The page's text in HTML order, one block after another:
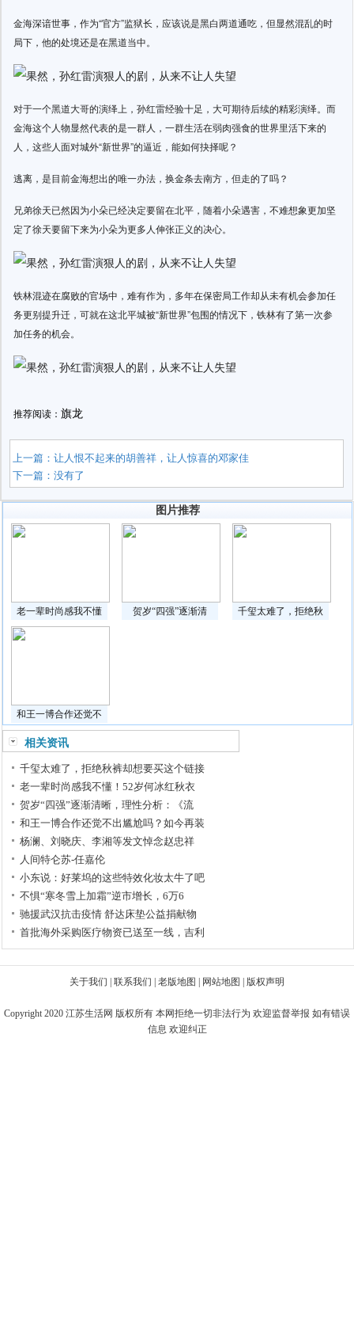
金海深谙世事，作为“官方”监狱长，应该说是黑白两道通吃，但显然混乱的时
局下，他的处境还是在黑道当中。
对于一个黑道大哥的演绎上，孙红雷经验十足，大可期待后续的精彩演绎。而
金海这个人物显然代表的是一群人，一群生活在弱肉强食的世界里活下来的
人，这些人面对城外“新世界”的逼近，能如何抉择呢？
逃离，是目前金海想出的唯一办法，换金条去南方，但走的了吗？
兄弟徐天已然因为小朵已经决定要留在北平，随着小朵遇害，不难想象更加坚
定了徐天要留下来为小朵为更多人伸张正义的决心。
铁林混迹在腐败的官场中，难有作为，多年在保密局工作却从未有机会参加任
务更别提升迁，可就在这北平城被“新世界”包围的情况下，铁林有了第一次参
加任务的机会。
推荐阅读： 旗龙
上一篇：让人恨不起来的胡善祥，让人惊喜的邓家佳
下一篇：没有了
图片推荐
老一辈时尚感我不懂 贺岁“四强”逐渐清 千玺太难了，拒绝秋
和王一博合作还觉不
相关资讯
千玺太难了，拒绝秋裤却想要买这个链接
老一辈时尚感我不懂！52岁何冰红秋衣
贺岁“四强”逐渐清晰，理性分析：《流
和王一博合作还觉不出尴尬吗？如今再装
杨澜、刘晓庆、李湘等发文悼念赵忠祥
人间特仑苏-任嘉伦
小东说：好莱坞的这些特效化妆太牛了吧
不惧“寒冬雪上加霜”逆市增长，6万6
驰援武汉抗击疫情 舒达床垫公益捐献物
首批海外采购医疗物资已送至一线，吉利
关于我们 联系我们 老版地图 网站地图 版权声明
Copyright 2020 江苏生活网 版权所有 本网拒绝一切非法行为 欢迎监督举报 如有错误
信息 欢迎纠正